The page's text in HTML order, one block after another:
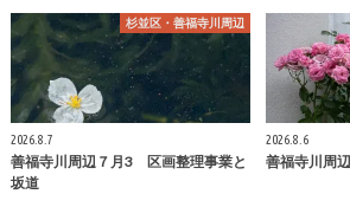
杉並区・善福寺川周辺
2026.8.7
善福寺川周辺７月3 区画整理事業と
坂道
2026.8.6
善福寺川周